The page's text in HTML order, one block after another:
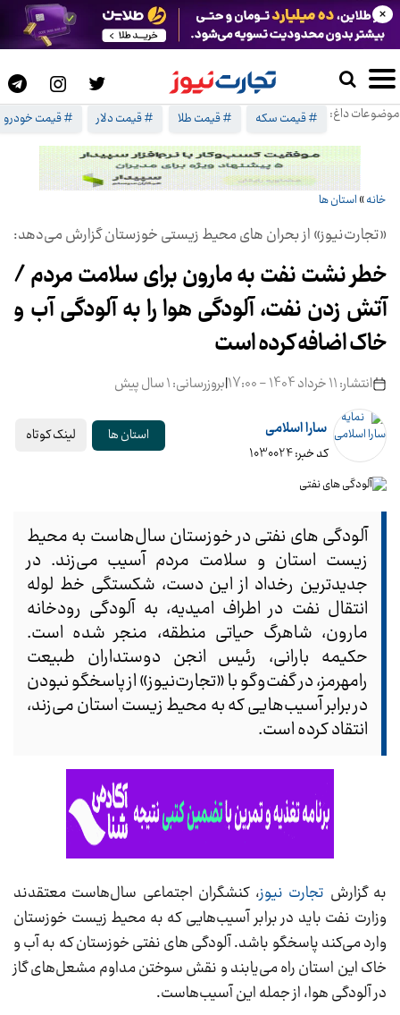
موضوعات داغ: # قیمت سکه # قیمت طلا # قیمت دلار # قیمت خودرو
×
خانه» استان ها
«تجارت‌نیوز» از بحران های محیط زیستی خوزستان گزارش می‌دهد:
خطر نشت نفت به مارون برای سلامت مردم /
آتش زدن نفت، آلودگی هوا را به آلودگی آب و
خاک اضافه کرده است
انتشار: 11 خرداد 1404 - 17:00 |بروزرسانی: 1 سال پیش
سارا اسلامی
کد خبر: 1030024
استان ها لینک کوتاه
آلودگی های نفتی در خوزستان سال‌هاست به محیط
زیست استان و سلامت مردم آسیب می‌زند. در
جدیدترین رخداد از این دست، شکستگی خط لوله
انتقال نفت در اطراف امیدیه، به آلودگی رودخانه
مارون، شاهرگ حیاتی منطقه، منجر شده است.
حکیمه بارانی، رئیس انجن دوستداران طبیعت
رامهرمز، در گفت‌وگو با «تجارت‌نیوز» از پاسخگو نبودن
در برابر آسیب‌هایی که به محیط زیست استان می‌زند،
انتقاد کرده است.
به گزارش تجارت نیوز، کنشگران اجتماعی سال‌هاست معتقدند
وزارت نفت باید در برابر آسیب‌هایی که به محیط زیست خوزستان
وارد می‌کند پاسخگو باشد. آلودگی های نفتی خوزستان که به آب و
خاک این استان راه می‌یابند و نقش سوختن مداوم مشعل‌های گاز
در آلودگی هوا، از جمله این آسیب‌هاست.